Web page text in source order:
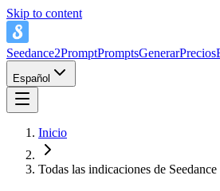
Skip to content
Seedance2PromptPromptsGenerarPrecios
Español
Inicio
Todas las indicaciones de Seedance